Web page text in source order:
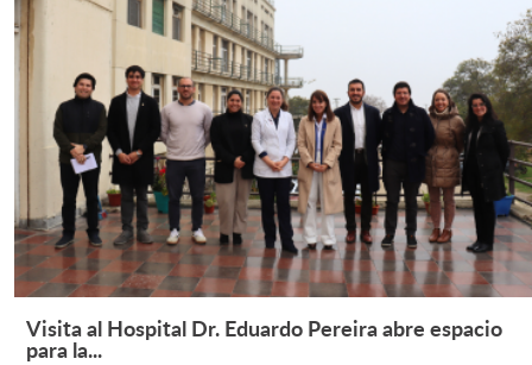
Leer Más +
Visita al Hospital Dr. Eduardo Pereira abre espacio
para la...